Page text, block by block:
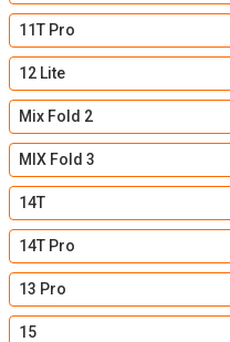
11T Pro
12 Lite
Mix Fold 2
MIX Fold 3
14T
14T Pro
13 Pro
15